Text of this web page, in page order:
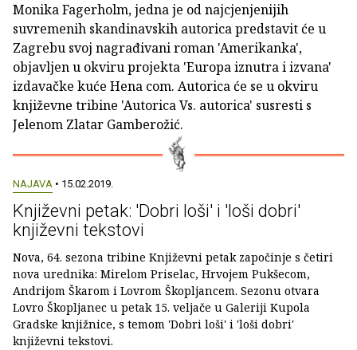
Monika Fagerholm, jedna je od najcjenjenijih
suvremenih skandinavskih autorica predstavit će u
Zagrebu svoj nagrađivani roman 'Amerikanka',
objavljen u okviru projekta 'Europa iznutra i izvana'
izdavačke kuće Hena com. Autorica će se u okviru
književne tribine 'Autorica Vs. autorica' susresti s
Jelenom Zlatar Gamberožić.
NAJAVA • 15.02.2019.
Književni petak: 'Dobri loši' i 'loši dobri'
književni tekstovi
Nova, 64. sezona tribine Književni petak započinje s četiri
nova urednika: Mirelom Priselac, Hrvojem Pukšecom,
Andrijom Škarom i Lovrom Škopljancem. Sezonu otvara
Lovro Škopljanec u petak 15. veljače u Galeriji Kupola
Gradske knjižnice, s temom 'Dobri loši' i 'loši dobri'
književni tekstovi.